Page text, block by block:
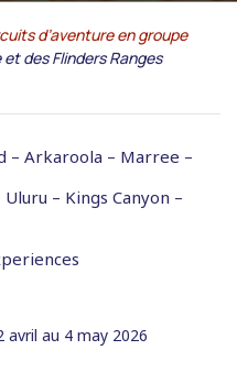
d’aventure en groupe
des Flinders Ranges
– Arkaroola – Marree –
– Kings Canyon –
avril au 4 may 2026